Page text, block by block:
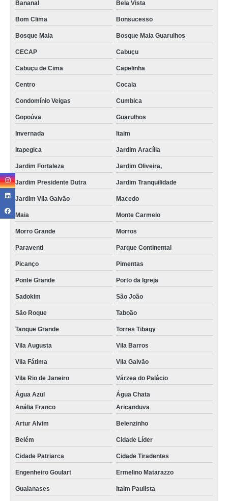
Bananal Bela Vista
Bom Clima Bonsucesso
Bosque Maia Bosque Maia Guarulhos
CECAP Cabuçu
Cabuçu de Cima Capelinha
Centro Cocaia
Condomínio Veigas Cumbica
Gopoúva Guarulhos
Invernada Itaim
Itapegica Jardim Aracília
Jardim Fortaleza Jardim Oliveira,
Jardim Presidente Dutra Jardim Tranquilidade
Jardim Vila Galvão Macedo
Maia Monte Carmelo
Morro Grande Morros
Paraventi Parque Continental
Picanço Pimentas
Ponte Grande Porto da Igreja
Sadokim São João
São Roque Taboão
Tanque Grande Torres Tibagy
Vila Augusta Vila Barros
Vila Fátima Vila Galvão
Vila Rio de Janeiro Várzea do Palácio
Água Azul
Água Chata
Anália Franco
Aricanduva
Artur Alvim Belenzinho
Belém Cidade Líder
Cidade Patriarca Cidade Tiradentes
Engenheiro Goulart Ermelino Matarazzo
Guaianases Itaim Paulista